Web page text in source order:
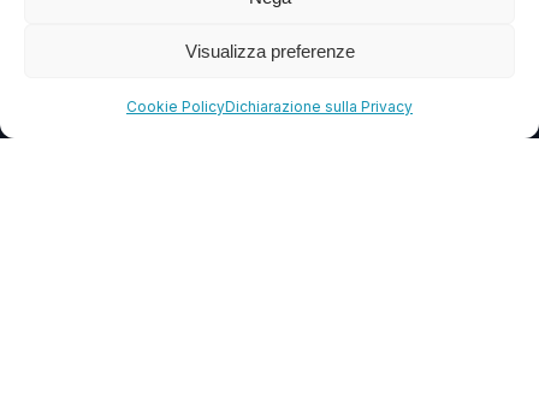
Visualizza preferenze
Cookie PolicyDichiarazione sulla Privacy